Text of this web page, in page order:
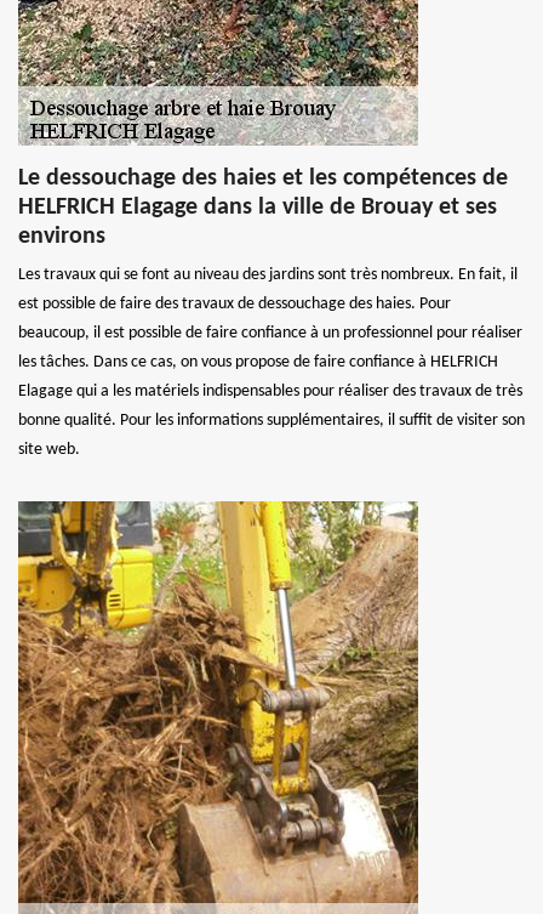
Le dessouchage des haies et les compétences de
HELFRICH Elagage dans la ville de Brouay et ses
environs
Les travaux qui se font au niveau des jardins sont très nombreux. En fait, il
est possible de faire des travaux de dessouchage des haies. Pour
beaucoup, il est possible de faire confiance à un professionnel pour réaliser
les tâches. Dans ce cas, on vous propose de faire confiance à HELFRICH
Elagage qui a les matériels indispensables pour réaliser des travaux de très
bonne qualité. Pour les informations supplémentaires, il suffit de visiter son
site web.